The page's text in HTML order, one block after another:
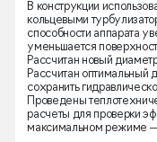
В конструкции
кольцевыми
способности аппарата
уменьшается
Рассчитан новый
Рассчитан оптимальный
сохранить
Проведены
расчеты для проверки
максимальном режиме —